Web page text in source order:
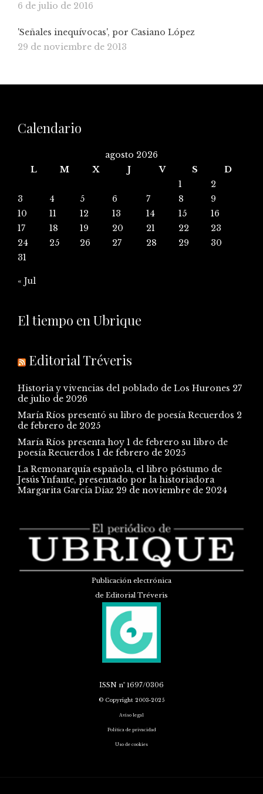
6 de julio de 2016
'Señales inequívocas', por Casiano López
29 de noviembre de 2013
Calendario
agosto 2026
L
M X J V S
D
1
2
3
4 5 6 7 8
9
10
11 12 13 14 15
16
17
18 19 20 21 22
23
24
25 26 27 28 29
30
31
« Jul
El tiempo en Ubrique
Editorial Tréveris
Historia y vivencias del poblado de Los Hurones 27
de julio de 2026
María Ríos presentó su libro de poesía Recuerdos 2
de febrero de 2025
María Ríos presenta hoy 1 de febrero su libro de
poesía Recuerdos 1 de febrero de 2025
La Remonarquía española, el libro póstumo de
Jesús Ynfante, presentado por la historiadora
Margarita García Díaz 29 de noviembre de 2024
Publicación electrónica
de Editorial Tréveris
ISSN nº 1697/0306
© Copyright 2003-2025
Aviso legal
Política de privacidad
Uso de cookies